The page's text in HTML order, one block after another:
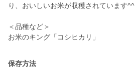
り、おいしいお米が収穫されています^^
＜品種など＞
お米のキング「コシヒカリ」
保存方法